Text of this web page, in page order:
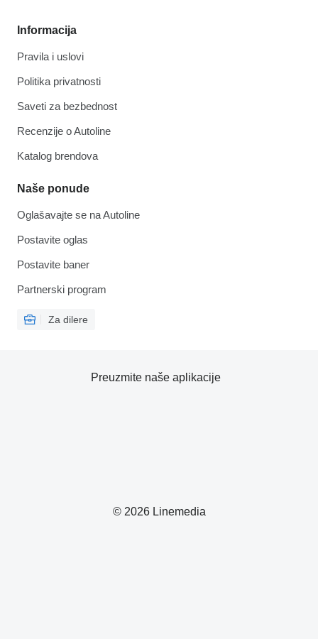
Informacija
Pravila i uslovi
Politika privatnosti
Saveti za bezbednost
Recenzije o Autoline
Katalog brendova
Naše ponude
Oglašavajte se na Autoline
Postavite oglas
Postavite baner
Partnerski program
Za dilere
© 2026 Linemedia
Preuzmite naše aplikacije